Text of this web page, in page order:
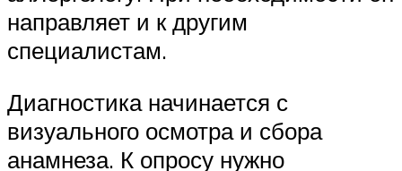
направляет и к другим
специалистам.
Диагностика начинается с
визуального осмотра и сбора
анамнеза. К опросу нужно